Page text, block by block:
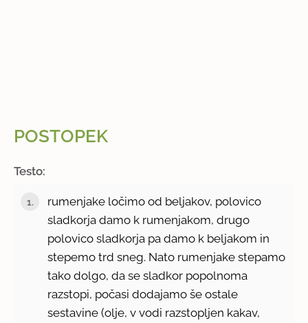
POSTOPEK
Testo:
rumenjake ločimo od beljakov, polovico
sladkorja damo k rumenjakom, drugo
polovico sladkorja pa damo k beljakom in
stepemo trd sneg. Nato rumenjake stepamo
tako dolgo, da se sladkor popolnoma
razstopi, počasi dodajamo še ostale
sestavine (olje, v vodi razstopljen kakav,